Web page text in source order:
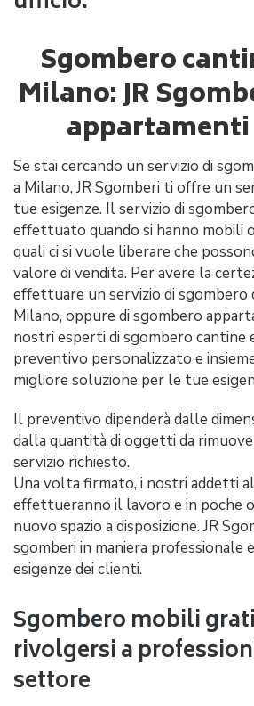
Sgombero
Milano: JR
Se stai cercando un servizio di
a Milano, JR Sgomberi ti offre un
tue esigenze. Il servizio di
effettuato quando si hanno mobili
quali ci si vuole liberare che
valore di vendita. Per avere la
effettuare un servizio di sgombero
Milano, oppure di sgombero
nostri esperti di sgombero cantine
preventivo personalizzato e
migliore soluzione per le tue
Il preventivo dipenderà dalle
dalla quantità di oggetti da
servizio richiesto.
Una volta firmato, i nostri addetti
effettueranno il lavoro e in poche
nuovo spazio a disposizione. JR
sgomberi in maniera professionale
esigenze dei clienti.
Sgombero mobili
rivolgersi a
settore